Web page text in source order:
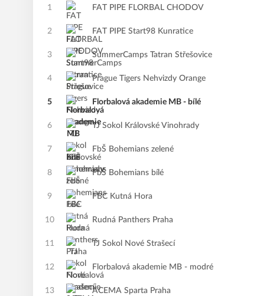
1 FAT PIPE FLORBAL CHODOV
2 FAT PIPE Start98 Kunratice
3 SummerCamps Tatran Střešovice
4 Prague Tigers Nehvizdy Orange
5 Florbalová akademie MB - bílé
6 TJ Sokol Královské Vinohrady
7 FbŠ Bohemians zelené
8 FbŠ Bohemians bílé
9 FBC Kutná Hora
10 Rudná Panthers Praha
11 TJ Sokol Nové Strašecí
12 Florbalová akademie MB - modré
13 ACEMA Sparta Praha